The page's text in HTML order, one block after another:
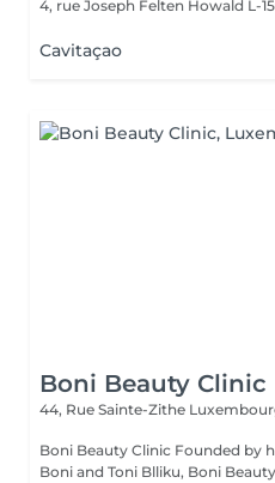
4, rue Joseph Felten Howald L-
Cavitaçao
Boni Beauty Clinic
44, Rue Sainte-Zithe
Boni Beauty Clinic Founded by husband-and-wife team Irena
Boni and Toni Blliku, Boni